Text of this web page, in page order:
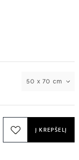
50 x 70 cm
Į KREPŠELĮ